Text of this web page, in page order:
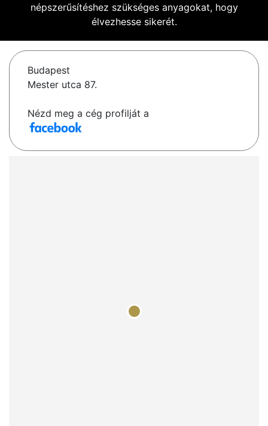
népszerűsítéshez szükséges anyagokat, hogy
élvezhesse sikerét.
Budapest
Mester utca 87.
Nézd meg a cég profilját a